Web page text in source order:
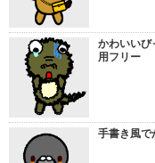
かわいいび
用フリー
手書き風で